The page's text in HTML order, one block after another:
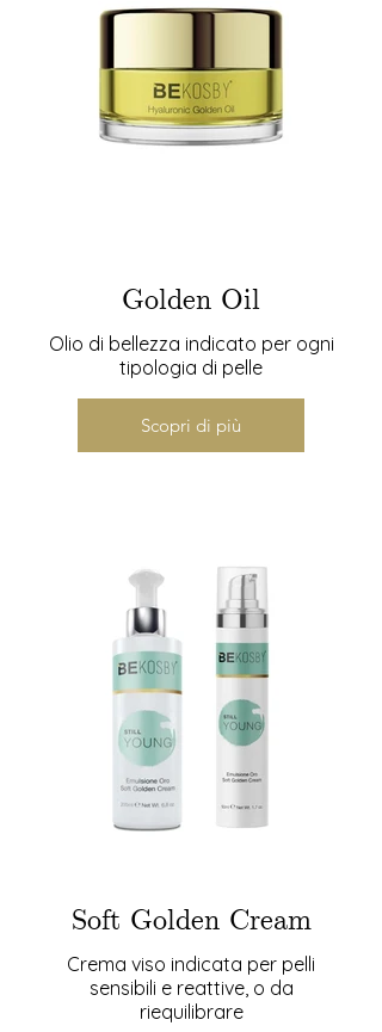
Golden Oil
Olio di bellezza indicato per ogni
tipologia di pelle
Scopri di più
Soft Golden Cream
Crema viso indicata per pelli
sensibili e reattive, o da
riequilibrare